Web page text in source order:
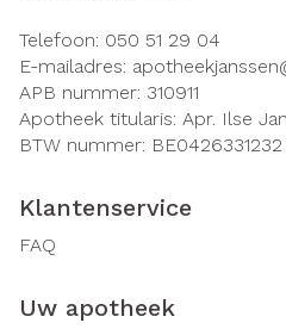
Telefoon: 050 51 29 04
E-mailadres:
APB nummer: 310911
Apotheek titularis: Apr. Ilse
BTW nummer: BE0426331232
Klantenservice
FAQ
Uw apotheek